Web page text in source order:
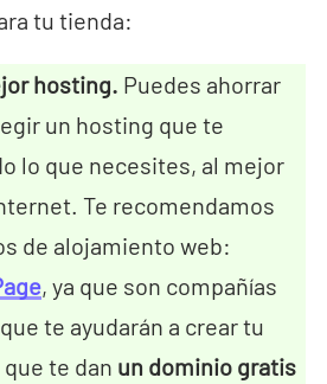
tu tienda:
hosting. Puedes ahorrar
un hosting que te
lo que necesites, al mejor
Te recomendamos
de alojamiento web:
, ya que son compañías
te ayudarán a crear tu
te dan un dominio gratis